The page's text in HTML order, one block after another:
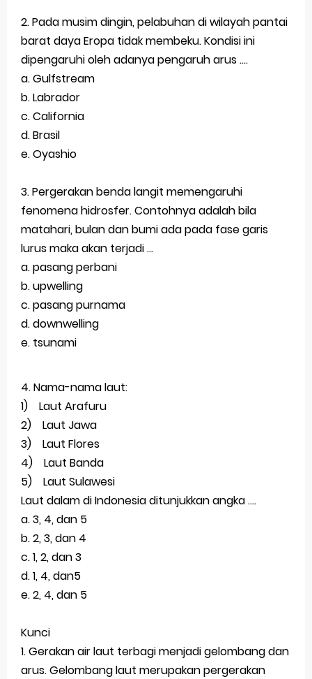
2. Pada musim dingin, pelabuhan di wilayah pantai
barat daya Eropa tidak membeku. Kondisi ini
dipengaruhi oleh adanya pengaruh arus ….
a. Gulfstream
b. Labrador
c. California
d. Brasil
e. Oyashio
3. Pergerakan benda langit memengaruhi
fenomena hidrosfer. Contohnya adalah bila
matahari, bulan dan bumi ada pada fase garis
lurus maka akan terjadi ...
a. pasang perbani
b. upwelling
c. pasang purnama
d. downwelling
e. tsunami
4. Nama-nama laut:
1) Laut Arafuru
2) Laut Jawa
3) Laut Flores
4) Laut Banda
5) Laut Sulawesi
Laut dalam di Indonesia ditunjukkan angka ….
a. 3, 4, dan 5
b. 2, 3, dan 4
c. 1, 2, dan 3
d. 1, 4, dan5
e. 2, 4, dan 5
Kunci
1. Gerakan air laut terbagi menjadi gelombang dan
arus. Gelombang laut merupakan pergerakan